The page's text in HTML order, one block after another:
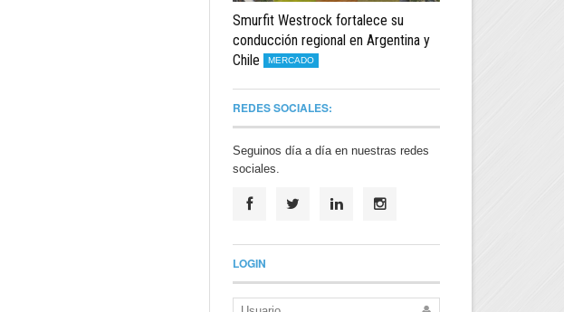
Smurfit Westrock fortalece su
conducción regional en Argentina y
Chile
MERCADO
REDES SOCIALES:
Seguinos día a día en nuestras redes
sociales.
LOGIN